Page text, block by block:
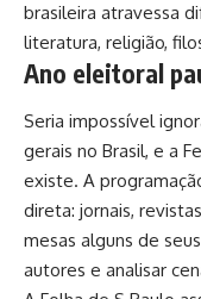
brasileira atravessa
literatura, religião,
Ano eleitoral
Seria impossível
gerais no Brasil, e a
existe. A
direta: jornais,
mesas alguns de
autores e analisar